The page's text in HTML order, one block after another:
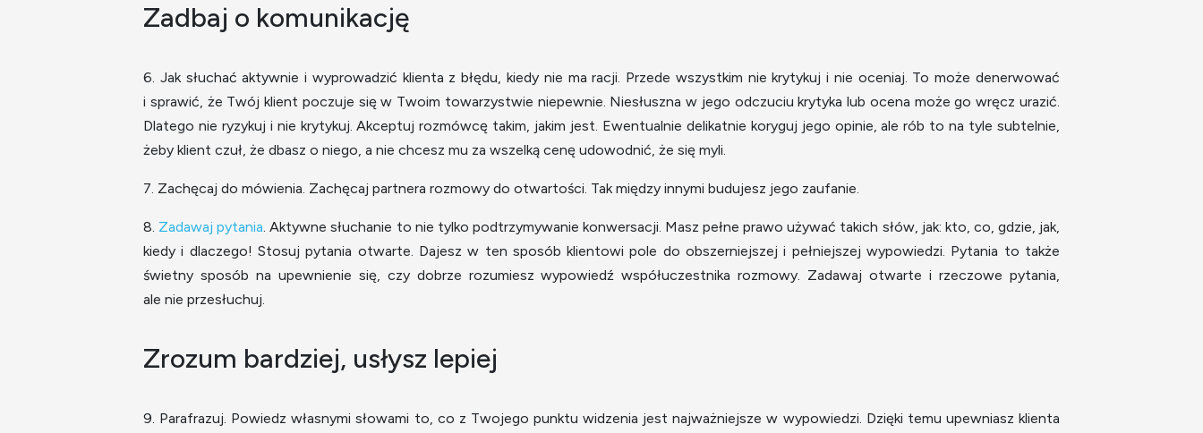
Zadbaj o komunikację
6. Jak słuchać aktywnie i wyprowadzić klienta z błędu, kiedy nie ma racji. Przede wszystkim nie krytykuj i nie oceniaj. To może denerwować
i sprawić, że Twój klient poczuje się w Twoim towarzystwie niepewnie. Niesłuszna w jego odczuciu krytyka lub ocena może go wręcz urazić.
Dlatego nie ryzykuj i nie krytykuj. Akceptuj rozmówcę takim, jakim jest. Ewentualnie delikatnie koryguj jego opinie, ale rób to na tyle subtelnie,
żeby klient czuł, że dbasz o niego, a nie chcesz mu za wszelką cenę udowodnić, że się myli.
7. Zachęcaj do mówienia. Zachęcaj partnera rozmowy do otwartości. Tak między innymi budujesz jego zaufanie.
8. Zadawaj pytania. Aktywne słuchanie to nie tylko podtrzymywanie konwersacji. Masz pełne prawo używać takich słów, jak: kto, co, gdzie, jak,
kiedy i dlaczego! Stosuj pytania otwarte. Dajesz w ten sposób klientowi pole do obszerniejszej i pełniejszej wypowiedzi. Pytania to także
świetny sposób na upewnienie się, czy dobrze rozumiesz wypowiedź współuczestnika rozmowy. Zadawaj otwarte i rzeczowe pytania,
ale nie przesłuchuj.
Zrozum bardziej, usłysz lepiej
9. Parafrazuj. Powiedz własnymi słowami to, co z Twojego punktu widzenia jest najważniejsze w wypowiedzi. Dzięki temu upewniasz klienta